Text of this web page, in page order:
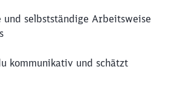
und selbstständige Arbeitsweise
kommunikativ und schätzt